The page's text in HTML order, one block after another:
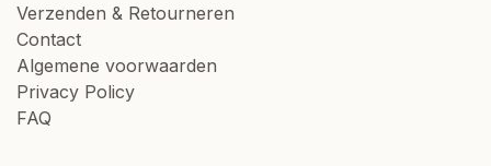
Verzenden & Retourneren
Contact
Algemene voorwaarden
Privacy Policy
FAQ